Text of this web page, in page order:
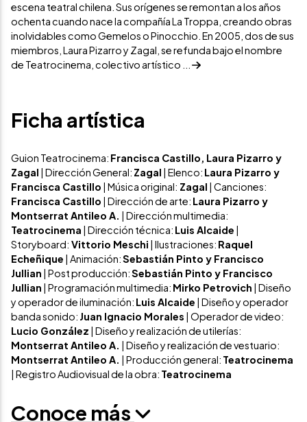
escena teatral chilena. Sus orígenes se remontan a los años
ochenta cuando nace la compañía La Troppa, creando obras
inolvidables como Gemelos o Pinocchio. En 2005, dos de sus
miembros, Laura Pizarro y Zagal, se refunda bajo el nombre
de Teatrocinema, colectivo artístico ...
Ficha artística
Guion Teatrocinema: Francisca Castillo, Laura Pizarro y
Zagal | Dirección General: Zagal | Elenco: Laura Pizarro y
Francisca Castillo | Música original: Zagal | Canciones:
Francisca Castillo | Dirección de arte: Laura Pizarro y
Montserrat Antileo A.
| Dirección multimedia:
Teatrocinema | Dirección técnica: Luis Alcaide
Storyboard: Vittorio Meschi | Ilustraciones: Raquel
Echeñique | Animación:Sebastián Pinto y Francisco
Jullian | Post producción:Sebastián Pinto y Francisco
Jullian | Programación multimedia: Mirko Petrovich | Diseño
y operador de iluminación: Luis Alcaide | Diseño y operador
banda sonido: Juan Ignacio Morales | Operador de video:
Lucio González | Diseño y realización de utilerías:
Montserrat Antileo A.
| Diseño y realización de vestuario:
Montserrat Antileo A.
| Producción general: Teatrocinema
| Registro Audiovisual de la obra: Teatrocinema
Conoce más